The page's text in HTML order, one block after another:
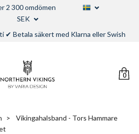
2 300 omdömen
SEK
✔ Betala säkert med Klarna eller Swish
0
Vikingahalsband - Tors Hammare